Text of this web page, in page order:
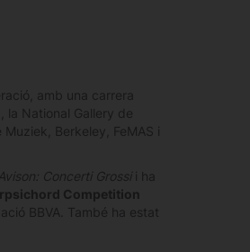
amb una carrera
la National Gallery de
Berkeley, FeMAS i
Concerti Grossii ha
Competition
BBVA. També ha estat